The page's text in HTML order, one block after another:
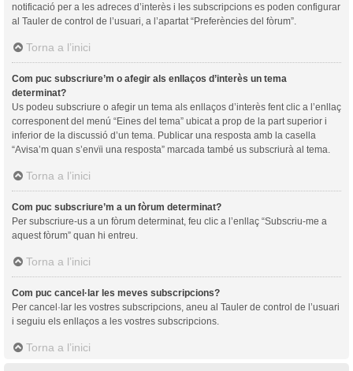
notificació per a les adreces d’interès i les subscripcions es poden configurar
al Tauler de control de l’usuari, a l’apartat “Preferències del fòrum”.
Torna a l’inici
Com puc subscriure’m o afegir als enllaços d’interès un tema
determinat?
Us podeu subscriure o afegir un tema als enllaços d’interès fent clic a l’enllaç
corresponent del menú “Eines del tema” ubicat a prop de la part superior i
inferior de la discussió d’un tema. Publicar una resposta amb la casella
“Avisa’m quan s’envïi una resposta” marcada també us subscriurà al tema.
Torna a l’inici
Com puc subscriure’m a un fòrum determinat?
Per subscriure-us a un fòrum determinat, feu clic a l’enllaç “Subscriu-me a
aquest fòrum” quan hi entreu.
Torna a l’inici
Com puc cancel·lar les meves subscripcions?
Per cancel·lar les vostres subscripcions, aneu al Tauler de control de l’usuari
i seguiu els enllaços a les vostres subscripcions.
Torna a l’inici